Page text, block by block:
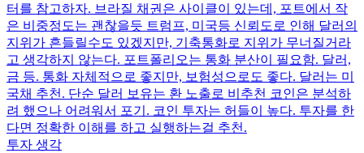
터를 참고하자. 브라질 채권은 사이클이 있는데, 포트에서 작
은 비중정도는 괜찮을듯 트럼프, 미국등 신뢰도로 인해 달러의
지위가 흔들릴수도 있겠지만, 기축통화로 지위가 무너질거라
고 생각하지 않는다. 포트폴리오는 통화 분산이 필요함. 달러,
금 등. 통화 자체적으로 좋지만, 보험성으로도 좋다. 달러는 미
국채 추천. 단순 달러 보유는 환 노출로 비추천 코인은 분석하
려 했으나 어려워서 포기. 코인 투자는 허들이 높다. 투자를 한
다면 정확한 이해를 하고 실행하는걸 추천.
투자 생각